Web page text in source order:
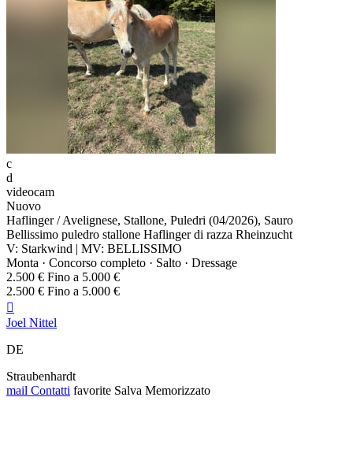
c
d
videocam
Nuovo
Haflinger / Avelignese, Stallone, Puledri (04/2026), Sauro
Bellissimo puledro stallone Haflinger di razza Rheinzucht
V: Starkwind | MV: BELLISSIMO
Monta · Concorso completo · Salto · Dressage
2.500 € Fino a 5.000 €
2.500 € Fino a 5.000 €

Joel Nittel
DE
Straubenhardt
mail Contatti favorite Salva Memorizzato